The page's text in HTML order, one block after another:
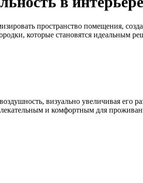
пространство помещения,
которые становятся идеальным
визуально увеличивая его
и комфортным для